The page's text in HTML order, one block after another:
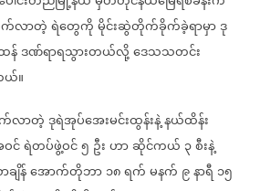
လာတဲ့ရဲတွေကိုမိုင်းဆွဲတိုက်ခိုက်ခဲ့ရာမှာဒု
န်ဒဏ်ရာရသွားတယ်လို့ဒေသသတင်း
ယ်။
လာတဲ့ဒုရဲအုပ်အေးမင်းထွန်းနဲ့နယ်ထိန်း
င်ရဲတပ်ဖွဲ့ဝင်၅ ဦးဟာဆိုင်ကယ် ၃စီးနဲ့
ျိန်အောက်တိုဘာ၁၈ရက်မနက် ၉နာရီ ၁၅